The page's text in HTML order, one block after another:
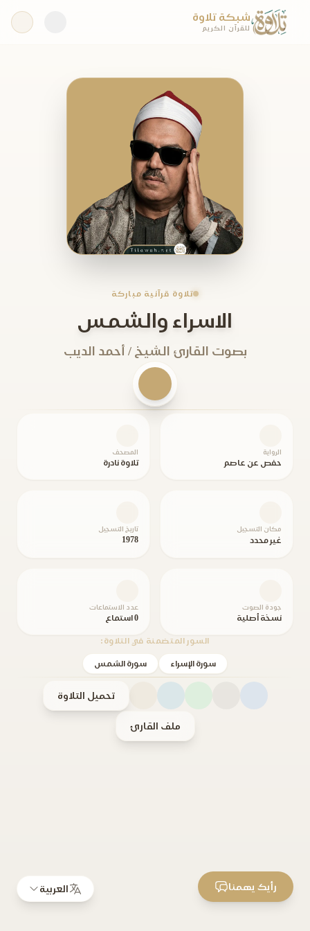
شبكة تلاوة
للقرآن الكريم
تلاوة قرآنية مباركة
الاسراء والشمس
بصوت القارئ الشيخ / أحمد الديب
الرواية
حفص عن عاصم
المصحف
تلاوة نادرة
مكان التسجيل
غير محدد
تاريخ التسجيل
1978
جودة الصوت
نسخة أصلية
عدد الاستماعات
0 استماع
السور المتضمنة في التلاوة:
سورة الإسراء سورة الشمس
تحميل التلاوة
ملف القارئ
العربية رأيك يهمنا